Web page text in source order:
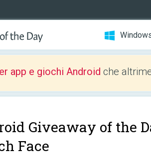
app e giochi Android che
Giveaway of the
Face